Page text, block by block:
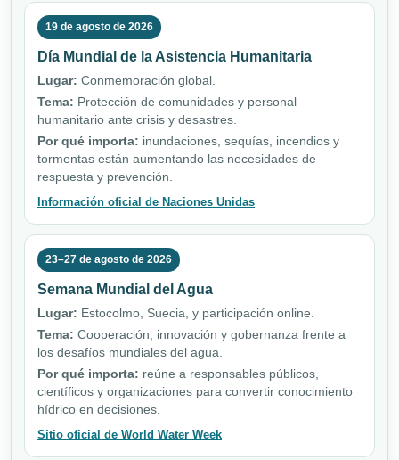
19 de agosto de 2026
Día Mundial de la Asistencia Humanitaria
Lugar: Conmemoración global.
Tema: Protección de comunidades y personal
humanitario ante crisis y desastres.
Por qué importa: inundaciones, sequías, incendios y
tormentas están aumentando las necesidades de
respuesta y prevención.
Información oficial de Naciones Unidas
23–27 de agosto de 2026
Semana Mundial del Agua
Lugar: Estocolmo, Suecia, y participación online.
Tema: Cooperación, innovación y gobernanza frente a
los desafíos mundiales del agua.
Por qué importa: reúne a responsables públicos,
científicos y organizaciones para convertir conocimiento
hídrico en decisiones.
Sitio oficial de World Water Week